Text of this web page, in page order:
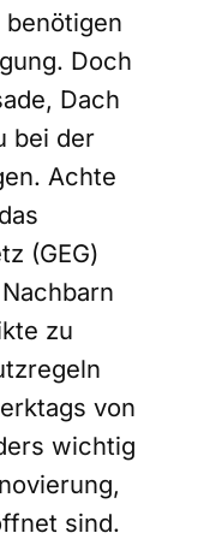
benötigen
Doch
Dach
bei der
Achte
(GEG)
zu
von
wichtig
sind.